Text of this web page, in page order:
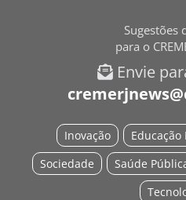
Sugestões
para o
Envie
Inovação
Saúde
Sociedade